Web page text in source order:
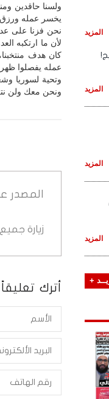
ولسنا حاقدين
يخسر عمله ورزق
نحن فزنا على
لأن ما ارتكبه
كان هدف
عمله يفصلوا
وتحية لسوريا
ونحن معك ولن
المصدر
زيارة
أترك تعليقاً
المزيد
المزيد
المزيد
المزيد
+